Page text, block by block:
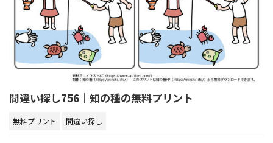
間違い探し756｜知の種の無料プリント
無料プリント 間違い探し